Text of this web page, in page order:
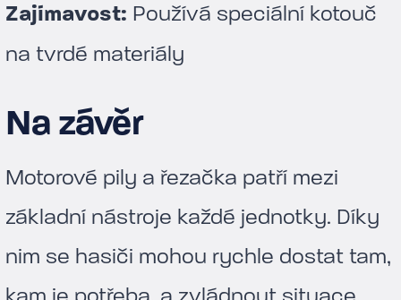
Zajímavost: Používá speciální kotouč
na tvrdé materiály
Na závěr
Motorové pily a řezačka patří mezi
základní nástroje každé jednotky. Díky
nim se hasiči mohou rychle dostat tam,